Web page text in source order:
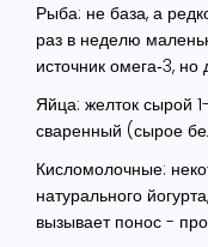
Рыба: не база, а
раз в неделю
источник омега‑3, но
Яйца: желток сырой
сваренный (сырое
Кисломолочные:
натурального
вызывает понос -